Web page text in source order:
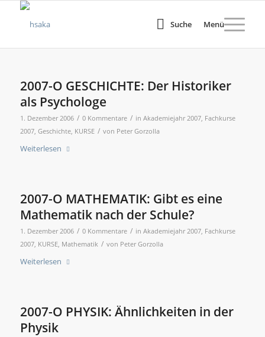
Suche Menü
2007-O GESCHICHTE: Der Historiker
als Psychologe
1. Dezember 2006 / 0 Kommentare / in Akademiejahr 2007, Fachkurse
2007, Geschichte, KURSE / von Peter Gorzolla
Weiterlesen
2007-O MATHEMATIK: Gibt es eine
Mathematik nach der Schule?
1. Dezember 2006 / 0 Kommentare / in Akademiejahr 2007, Fachkurse
2007, KURSE, Mathematik / von Peter Gorzolla
Weiterlesen
2007-O PHYSIK: Ähnlichkeiten in der
Physik